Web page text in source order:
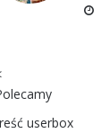
userbox